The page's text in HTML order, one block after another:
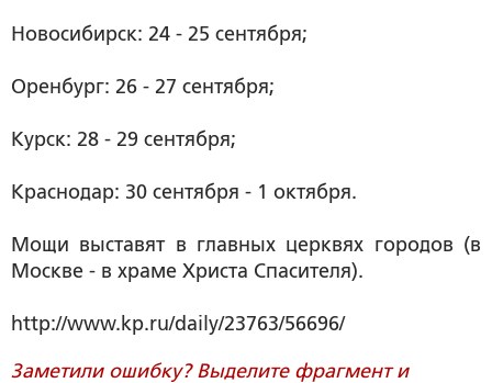
Новосибирск: 24 - 25 сентября;
Оренбург: 26 - 27 сентября;
Курск: 28 - 29 сентября;
Краснодар: 30 сентября - 1 октября.
Мощи выставят в главных церквях городов (в
Москве - в храме Христа Спасителя).
http://www.kp.ru/daily/23763/56696/
Заметили ошибку? Выделите фрагмент и